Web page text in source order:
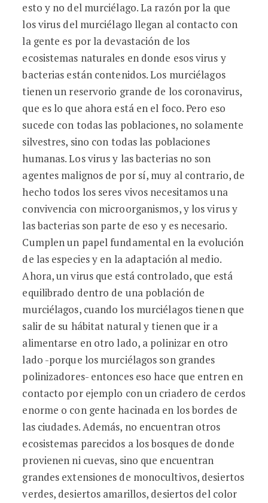
esto y no del murciélago. La razón por la que
los virus del murciélago llegan al contacto con
la gente es por la devastación de los
ecosistemas naturales en donde esos virus y
bacterias están contenidos. Los murciélagos
tienen un reservorio grande de los coronavirus,
que es lo que ahora está en el foco. Pero eso
sucede con todas las poblaciones, no solamente
silvestres, sino con todas las poblaciones
humanas. Los virus y las bacterias no son
agentes malignos de por sí, muy al contrario, de
hecho todos los seres vivos necesitamos una
convivencia con microorganismos, y los virus y
las bacterias son parte de eso y es necesario.
Cumplen un papel fundamental en la evolución
de las especies y en la adaptación al medio.
Ahora, un virus que está controlado, que está
equilibrado dentro de una población de
murciélagos, cuando los murciélagos tienen que
salir de su hábitat natural y tienen que ir a
alimentarse en otro lado, a polinizar en otro
lado -porque los murciélagos son grandes
polinizadores- entonces eso hace que entren en
contacto por ejemplo con un criadero de cerdos
enorme o con gente hacinada en los bordes de
las ciudades. Además, no encuentran otros
ecosistemas parecidos a los bosques de donde
provienen ni cuevas, sino que encuentran
grandes extensiones de monocultivos, desiertos
verdes, desiertos amarillos, desiertos del color